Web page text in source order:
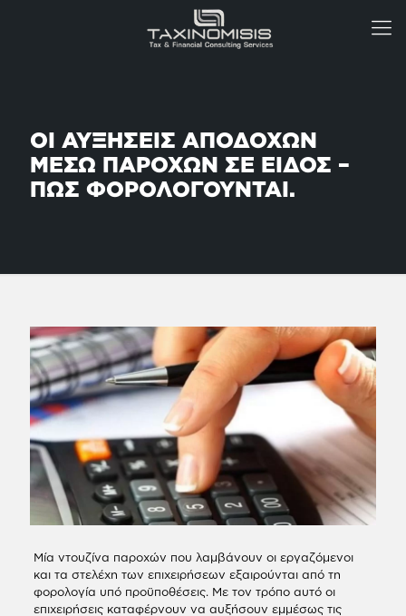
ΟΙ ΑΥΞΗΣΕΙΣ ΑΠΟΔΟΧΩΝ
ΜΕΣΩ ΠΑΡΟΧΩΝ ΣΕ ΕΙΔΟΣ –
ΠΩΣ ΦΟΡΟΛΟΓΟΥΝΤΑΙ.
Μία ντουζίνα παροχών που λαμβάνουν οι εργαζόμενοι
και τα στελέχη των επιχειρήσεων εξαιρούνται από τη
φορολογία υπό προϋποθέσεις. Με τον τρόπο αυτό οι
επιχειρήσεις καταφέρνουν να αυξήσουν εμμέσως τις